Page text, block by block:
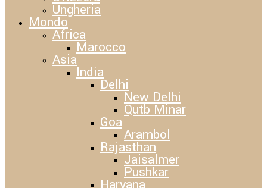
Ungheria
Mondo
Africa
Marocco
Asia
India
Delhi
New Delhi
Qutb Minar
Goa
Arambol
Rajasthan
Jaisalmer
Pushkar